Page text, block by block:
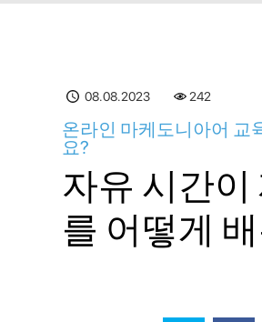
08.08.2023 243
온라인 마케도니아어 교
요?
자유 시간
를 어떻게